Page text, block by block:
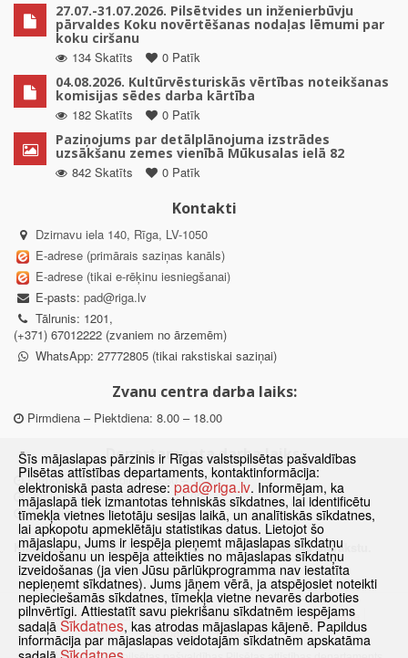
27.07.-31.07.2026. Pilsētvides un inženierbūvju
pārvaldes Koku novērtēšanas nodaļas lēmumi par
koku ciršanu
134 Skatīts
0 Patīk
04.08.2026. Kultūrvēsturiskās vērtības noteikšanas
komisijas sēdes darba kārtība
182 Skatīts
0 Patīk
Paziņojums par detālplānojuma izstrādes
uzsākšanu zemes vienībā Mūkusalas ielā 82
842 Skatīts
0 Patīk
Kontakti
Dzirnavu iela 140, Rīga, LV-1050
E-adrese (primārais saziņas kanāls)
E-adrese (tikai e-rēķinu iesniegšanai)
E-pasts: pad@riga.lv
Tālrunis: 1201,
(+371) 67012222 (zvaniem no ārzemēm)
WhatsApp: 27772805 (tikai rakstiskai saziņai)
Zvanu centra darba laiks:
Pirmdiena – Piektdiena: 8.00 – 18.00
Departamenta darba laiks:
Pirmdiena, Ceturtdiena: 8.30 – 18.00
Otrdiena, Trešdiena: 8.30 – 17.00
Piektdiena: 8.30 – 15.00
Klātienes konsultācijas pieejamas tikai ar iepriekšēju pierakstu.
Sākums Jaunumi Biežāk uzdotie jautājumi
Lapas karte
Sīkdatnes
Kontakti
Šīs mājaslapas pārzinis ir Rīgas valstspilsētas pašvaldības
Pilsētas attīstības departaments, kontaktinformācija:
elektroniskā pasta adrese: pad@riga.lv. Informējam, ka
mājaslapā tiek izmantotas tehniskās sīkdatnes, lai identificētu
tīmekļa vietnes lietotāju sesijas laikā, un analītiskās sīkdatnes,
lai apkopotu apmeklētāju statistikas datus. Lietojot šo
mājaslapu, Jums ir iespēja pieņemt mājaslapas sīkdatņu
izveidošanu un iespēja atteikties no mājaslapas sīkdatņu
izveidošanas (ja vien Jūsu pārlūkprogramma nav iestatīta
nepieņemt sīkdatnes). Jums jāņem vērā, ja atspējosiet noteikti
nepieciešamās sīkdatnes, tīmekļa vietne nevarēs darboties
pilnvērtīgi. Attiestatīt savu piekrišanu sīkdatnēm iespējams
sadaļā Sīkdatnes, kas atrodas mājaslapas kājenē. Papildus
informācija par mājaslapas veidotajām sīkdatnēm apskatāma